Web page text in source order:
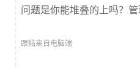
问题是你能堆叠的上吗？管
跟帖来自电脑端